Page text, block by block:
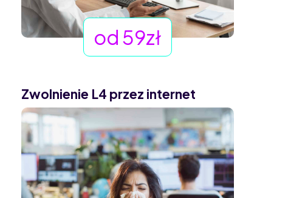
od 59zł
Zwolnienie L4 przez internet